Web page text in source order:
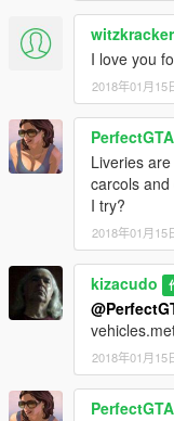
witzkracker
I love you
2018年01月15
PerfectGTA
Liveries
carcols
I try?
2018年01月15
kizacudo
2018年01月15
PerfectGTA